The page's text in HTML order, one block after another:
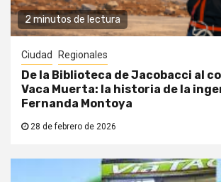
2 minutos de lectura
Ciudad Regionales
De la Biblioteca de Jacobacci al
Vaca Muerta: la historia de la
Fernanda Montoya
28 de febrero de 2026